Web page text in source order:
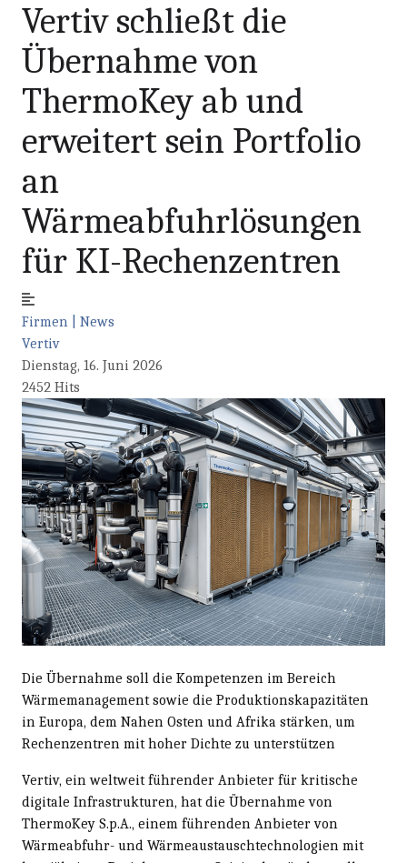
Vertiv schließt die
Übernahme von
ThermoKey ab und
erweitert sein Portfolio
an
Wärmeabfuhrlösungen
für KI-Rechenzentren
Firmen | News
Vertiv
Dienstag, 16. Juni 2026
2452 Hits
Die Übernahme soll die Kompetenzen im Bereich
Wärmemanagement sowie die Produktionskapazitäten
in Europa, dem Nahen Osten und Afrika stärken, um
Rechenzentren mit hoher Dichte zu unterstützen
Vertiv, ein weltweit führender Anbieter für kritische
digitale Infrastrukturen, hat die Übernahme von
ThermoKey S.p.A., einem führenden Anbieter von
Wärmeabfuhr- und Wärmeaustauschtechnologien mit